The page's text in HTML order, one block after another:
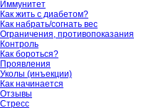
Иммунитет
Как жить с диабетом?
Как набрать/согнать вес
Ограничения, противопоказания
Контроль
Как бороться?
Проявления
Уколы (инъекции)
Как начинается
Отзывы
Стресс